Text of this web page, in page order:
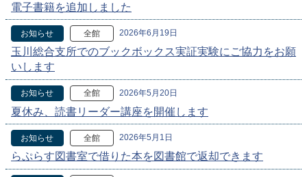
電子書籍を追加しました
お知らせ 全館 2026年6月19日
玉川総合支所でのブックボックス実証実験にご協力をお願
いします
お知らせ 全館 2026年5月20日
夏休み、読書リーダー講座を開催します
お知らせ 全館 2026年5月1日
らぷらす図書室で借りた本を図書館で返却できます